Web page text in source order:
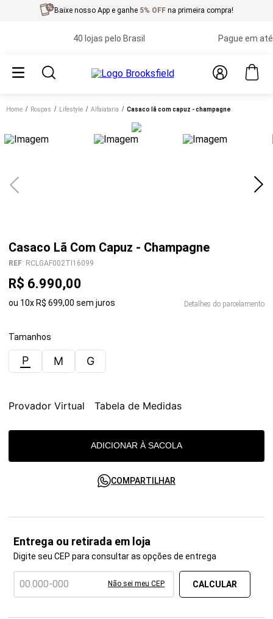
Baixe nosso App e ganhe 5% OFF na primeira compra!
40 lojas pelo Brasil Pague em até
Home roupas lifestyle alfaiataria casaco lã com capuz - champagne
Casaco Lã Com Capuz - Champagne
REF: RCLGAF002TI16099
R$ 6.990,00
ou 10x R$ 699,00 sem juros Detalhes do parcelamento
Tamanhos
P M G
Provador Virtual Tabela de Medidas
ADICIONAR À SACOLA
COMPARTILHAR
Entrega ou retirada em loja
Digite seu CEP para consultar as opções de entrega
Não sei meu CEP